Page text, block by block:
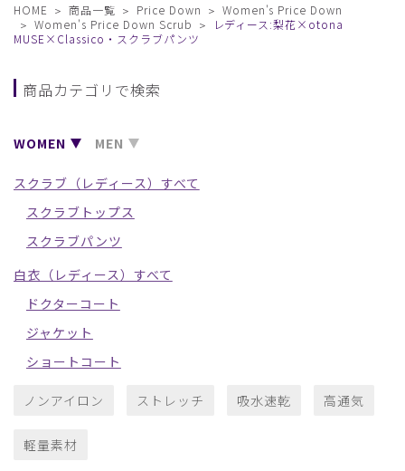
HOME 商品一覧 Price Down
Women's Price Down
Women's Price Down Scrub
レディース:梨花×otona
MUSE×Classico・スクラブパンツ
商品カテゴリで検索
WOMEN MEN
スクラブ（レディース）すべて
スクラブトップス
スクラブパンツ
白衣（レディース）すべて
ドクターコート
ジャケット
ショートコート
ノンアイロン ストレッチ 吸水速乾 高通気
軽量素材